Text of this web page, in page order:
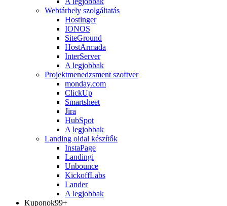
Webtárhely szolgáltatás
Hostinger
IONOS
SiteGround
HostArmada
InterServer
A legjobbak
Projektmenedzsment szoftver
monday.com
ClickUp
Smartsheet
Jira
HubSpot
A legjobbak
Landing oldal készítők
InstaPage
Landingi
Unbounce
KickoffLabs
Lander
A legjobbak
Kuponok99+